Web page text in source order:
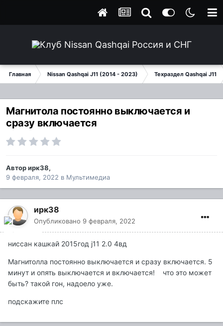
Главная Nissan Qashqai J11 (2014 - 2023) Техраздел Qashqai J11
Магнитола постоянно выключается и
сразу включается
Авторирк38,
9 февраля, 2022 в Мультимедиа
ирк38
Опубликовано 9 февраля, 2022
ниссан кашкай 2015год j11 2.0 4вд
Магнитолла постоянно выключается и сразу включается. 5
минут и опять выключается и включается! что это может
быть? такой гон, надоело уже.
подскажите плс